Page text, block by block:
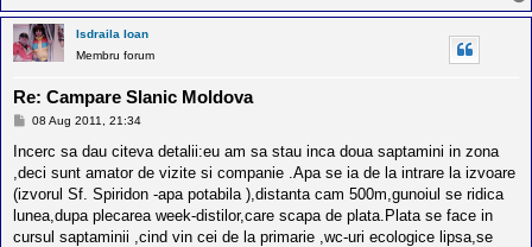
Isdraila Ioan
Membru forum
Re: Campare Slanic Moldova
M
s
j
08 Aug 2011, 21:34
Incerc sa dau citeva detalii:eu am sa stau inca doua saptamini in zona
,deci sunt amator de vizite si companie .Apa se ia de la intrare la izvoare
(izvorul Sf. Spiridon -apa potabila ),distanta cam 500m,gunoiul se ridica
lunea,dupa plecarea week-distilor,care scapa de plata.Plata se face in
cursul saptaminii ,cind vin cei de la primarie ,wc-uri ecologice lipsa,se